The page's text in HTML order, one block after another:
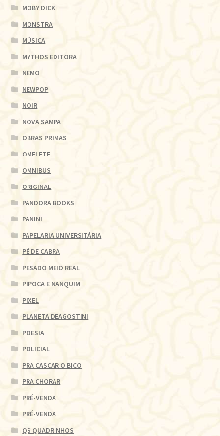
MOBY DICK
MONSTRA
MÚSICA
MYTHOS EDITORA
NEMO
NEWPOP
NOIR
NOVA SAMPA
OBRAS PRIMAS
OMELETE
OMNIBUS
ORIGINAL
PANDORA BOOKS
PANINI
PAPELARIA UNIVERSITÁRIA
PÉ DE CABRA
PESADO MEIO REAL
PIPOCA E NANQUIM
PIXEL
PLANETA DEAGOSTINI
POESIA
POLICIAL
PRA CASCAR O BICO
PRA CHORAR
PRÉ-VENDA
PRÉ-VENDA
QS QUADRINHOS